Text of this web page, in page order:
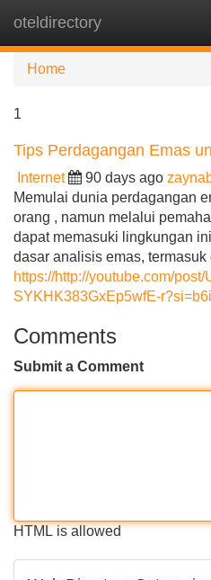
oteldirectory
Home
1
Tips Perdagangan Emas
Internet 90 days ago
Memulai dunia perdagangan
orang , namun melalui
dapat memasuki lingkungan
dasar analisis emas, termasuk
https://http://youtube.com/
SYKHK383GxEp5wfE-
Comments
Submit a Comment
HTML is allowed